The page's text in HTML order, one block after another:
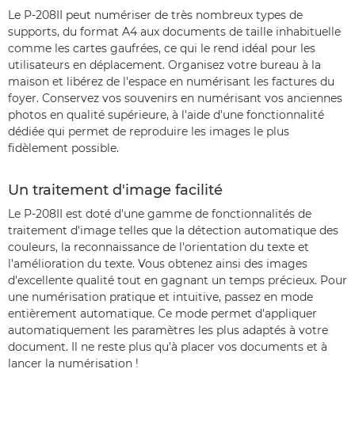
Le P-208II peut numériser de très nombreux types de
supports, du format A4 aux documents de taille inhabituelle
comme les cartes gaufrées, ce qui le rend idéal pour les
utilisateurs en déplacement. Organisez votre bureau à la
maison et libérez de l'espace en numérisant les factures du
foyer. Conservez vos souvenirs en numérisant vos anciennes
photos en qualité supérieure, à l'aide d'une fonctionnalité
dédiée qui permet de reproduire les images le plus
fidèlement possible.
Un traitement d'image facilité
Le P-208II est doté d'une gamme de fonctionnalités de
traitement d'image telles que la détection automatique des
couleurs, la reconnaissance de l'orientation du texte et
l'amélioration du texte. Vous obtenez ainsi des images
d'excellente qualité tout en gagnant un temps précieux. Pour
une numérisation pratique et intuitive, passez en mode
entièrement automatique. Ce mode permet d'appliquer
automatiquement les paramètres les plus adaptés à votre
document. Il ne reste plus qu'à placer vos documents et à
lancer la numérisation !